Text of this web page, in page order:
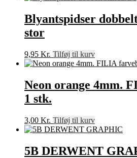
Blyantspidser
stor
9,95 Kr. Tilføj til kurv
Neon orange 4mm.
1 stk.
3,00 Kr. Tilføj til kurv
5B DERWENT